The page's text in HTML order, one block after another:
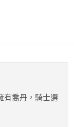
五支
，騎士
有喬丹，騎士選